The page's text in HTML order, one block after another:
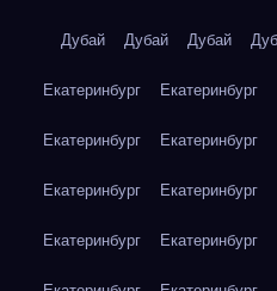
Дубай Дубай Дубай
Екатеринбург Екатеринбург
Екатеринбург Екатеринбург
Екатеринбург Екатеринбург
Екатеринбург Екатеринбург